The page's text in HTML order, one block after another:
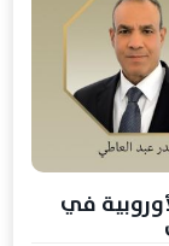
في